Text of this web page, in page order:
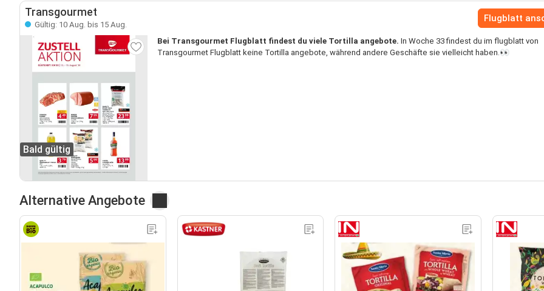
Transgourmet
Gültig: 10 Aug. bis 15 Aug.
Flugblatt
Bald gültig
Bei Transgourmet Flugblatt findest du viele Tortilla angebote. In Woche 33 findest du im flugblatt von
Transgourmet Flugblatt keine Tortilla angebote, während andere Geschäfte sie vielleicht haben.👀
Alternative Angebote